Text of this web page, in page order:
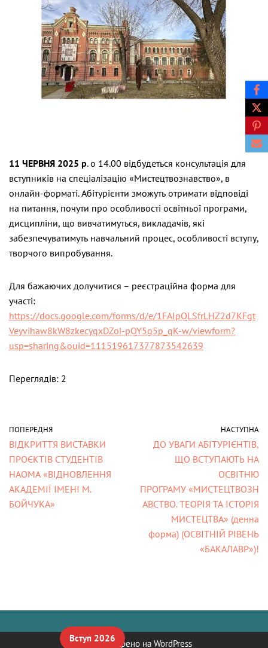
11 ЧЕРВНЯ 2025 р. о 14.00 відбудеться консультація для
вступників на спеціалізацію «Мистецтвознавство», в
онлайн-форматі. Абітурієнти зможуть отримати відповіді
на питання, почути про особливості освітньої програми,
дисципліни, що вивчатимуться, викладачів, які
забезпечуватимуть навчальний процес, особливості вступу,
творчого випробування.
Для бажаючих долучитися – реєстраційна форма для
участі:
https://docs.google.com/forms/d/e/1FAIpQLSfrLHZ2d7KFgt
Veyvihaw8kW8zkecyqxDZoi-pQY5g5p_qK-w/viewform?
usp=sharing&ouid=111519617377873542639
Переглядів: 2
ПОПЕРЕДНЯ
ВІДКРИТТЯ ВИСТАВКИ
ПРОЄКТІВ СТУДЕНТІВ
НАОМА «ВІДНОВЛЕННЯ
АКАДЕМІЇ ІМЕНІ М.
БОЙЧУКА»
НАСТУПНА
ДО УВАГИ АБІТУРІЄНТІВ,
ЩО ВСТУПАЮТЬ НА
ОСВІТНЮ
ПРОГРАМУ «МИСТЕЦТВОЗН
АВСТВО. ТЕОРІЯ ТА ІСТОРІЯ
МИСТЕЦТВА» (денна
форма) (ОСВІТНІЙ РІВЕНЬ
«БАКАЛАВР»)!
Neve| Створено на WordPress
Вступ 2026